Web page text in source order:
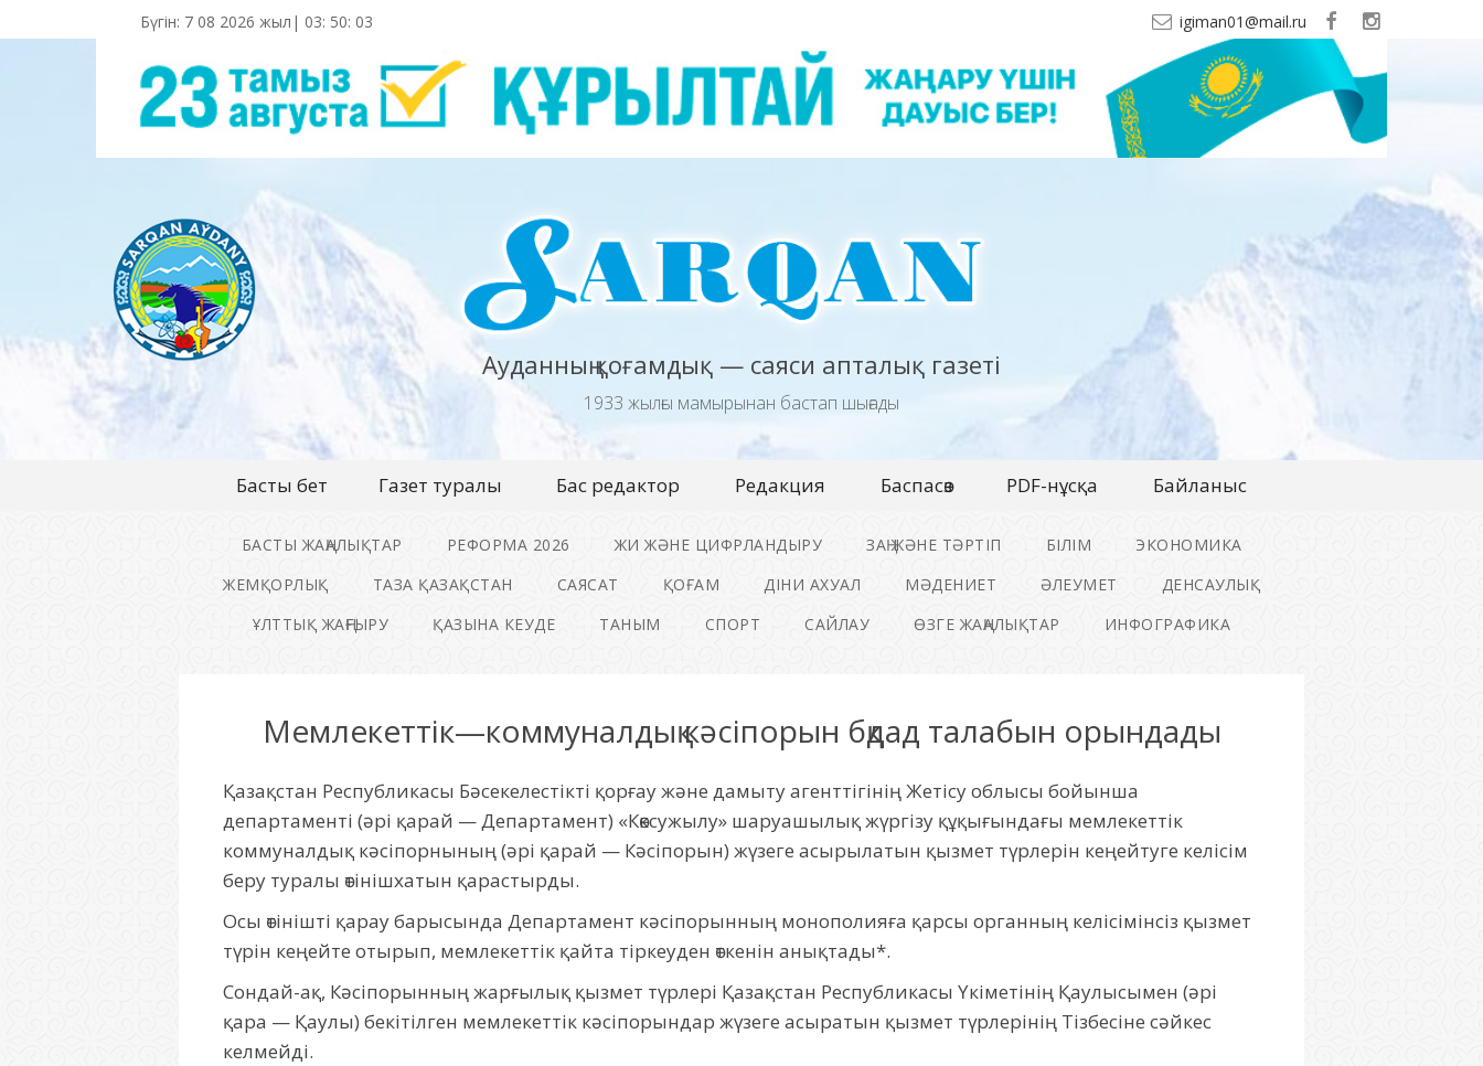
Бүгін: 7 08 2026 жыл| 03: 50: 04 igiman01@mail.ru
Ауданның қоғамдық — саяси апталық газеті
1933 жылғы мамырынан бастап шығады
Басты бет Газет туралы Бас редактор Редакция Баспасөз PDF-нұсқа Байланыс
БАСТЫ ЖАҢАЛЫҚТАР РЕФОРМА 2026 ЖИ ЖӘНЕ ЦИФРЛАНДЫРУ ЗАҢ ЖӘНЕ ТӘРТІП БІЛІМ
ЭКОНОМИКА
ЖЕМҚОРЛЫҚ
ТАЗА ҚАЗАҚСТАН САЯСАТ ҚОҒАМ ДІНИ АХУАЛ МӘДЕНИЕТ ӘЛЕУМЕТ
ДЕНСАУЛЫҚ
ҰЛТТЫҚ ЖАҢҒЫРУ
ҚАЗЫНА КЕУДЕ ТАНЫМ СПОРТ САЙЛАУ ӨЗГЕ ЖАҢАЛЫҚТАР ИНФОГРАФИКА
Мемлекеттік—коммуналдық кәсіпорын бқдад талабын орындады
Қазақстан Республикасы Бәсекелестікті қорғау және дамыту агенттігінің Жетісу облысы бойынша
департаменті (әрі қарай — Департамент) «Көксужылу» шаруашылық жүргізу құқығындағы мемлекеттік
коммуналдық кәсіпорнының (әрі қарай — Кәсіпорын) жүзеге асырылатын қызмет түрлерін кеңейтуге келісім
беру туралы өтінішхатын қарастырды.
Осы өтінішті қарау барысында Департамент кәсіпорынның монополияға қарсы органның келісімінсіз қызмет
түрін кеңейте отырып, мемлекеттік қайта тіркеуден өткенін анықтады*.
Сондай-ақ, Кәсіпорынның жарғылық қызмет түрлері Қазақстан Республикасы Үкіметінің Қаулысымен (әрі
қара — Қаулы) бекітілген мемлекеттік кәсіпорындар жүзеге асыратын қызмет түрлерінің Тізбесіне сәйкес
келмейді.